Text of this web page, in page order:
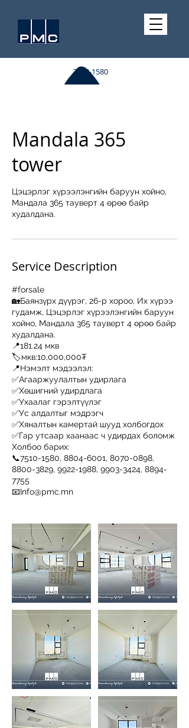
7510-1580
Mandala 365
tower
Цэцэрлэг хүрээлэнгийн баруун хойно,
Мандала 365 тауверт 4 өрөө байр
худалдана.
Service Description
#forsale
🏡Баянзүрх дүүрэг, 26-р хороо, Их хүрээ
гудамж, Цэцэрлэг хүрээлэнгийн баруун
хойно, Мандала 365 тауверт 4 өрөө байр
худалдана.
📍181.24 мкв
🏷️мкв:10,000,000₮
📍Нэмэлт мэдээлэл:
✅Агааржуулалтын удирлага
✅Хөшигний удирдлага
✅Ухаалаг гэрэлтүүлэг
✅Ус алдалтыг мэдрэгч
✅Хяналтын камертай шууд холбогдох
✅Гар утсаар хаанаас ч удирдах боломж
Холбоо барих:
📞7510-1580, 8804-6001, 8070-0898,
8800-3829, 9922-1988, 9903-3424, 8894-
7755
📧Info@pmc.mn